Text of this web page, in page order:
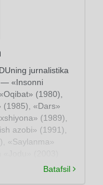
jurnalistika
— «Insonni
(1980),
(1985), «Dars»
(1989),
azobi» (1991),
«Saylanma»
ham yozgan
Batafsil